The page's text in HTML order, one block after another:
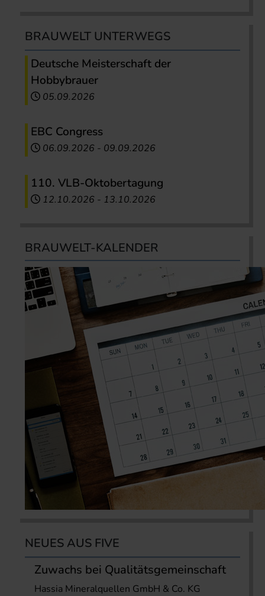
BRAUWELT UNTERWEGS
Deutsche Meisterschaft der
Hobbybrauer
05.09.2026
EBC Congress
06.09.2026 - 09.09.2026
110. VLB-Oktobertagung
12.10.2026 - 13.10.2026
BRAUWELT-KALENDER
NEUES AUS FIVE
Zuwachs bei Qualitätsgemeinschaft
Hassia Mineralquellen GmbH & Co. KG